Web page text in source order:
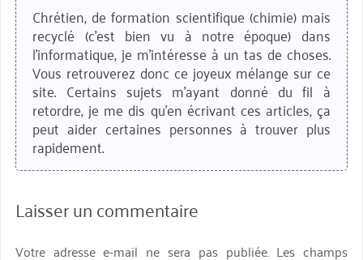
Chrétien, de formation scientifique (chimie) mais
recyclé (c'est bien vu à notre époque) dans
l'informatique, je m'intéresse à un tas de choses.
Vous retrouverez donc ce joyeux mélange sur ce
site. Certains sujets m'ayant donné du fil à
retordre, je me dis qu'en écrivant ces articles, ça
peut aider certaines personnes à trouver plus
rapidement.
Laisser un commentaire
Votre adresse e-mail ne sera pas publiée. Les champs